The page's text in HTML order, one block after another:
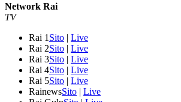
Network Rai
TV
Rai 1 Sito | Live
Rai 2Sito | Live
Rai 3Sito | Live
Rai 4Sito | Live
Rai 5Sito | Live
RainewsSito | Live